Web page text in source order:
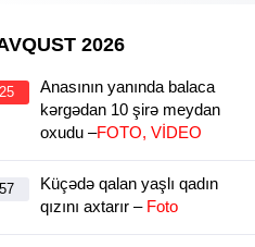
2026
Anasının yanında balaca
kərgədan 10 şirə meydan
oxudu –FOTO, VİDEO
Küçədə qalan yaşlı qadın
qızını axtarır – Foto